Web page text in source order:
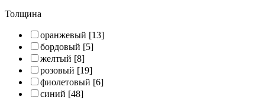
Толщина
оранжевый [13]
бордовый [5]
желтый [8]
розовый [19]
фиолетовый [6]
синий [48]